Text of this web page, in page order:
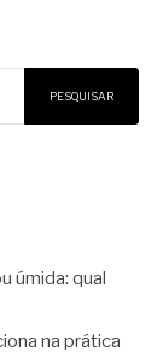
PESQUISAR
úmida: qual
na prática